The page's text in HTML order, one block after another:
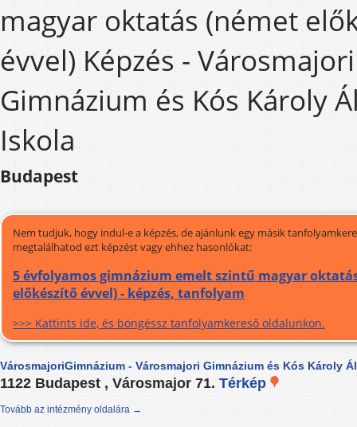
magyar oktatás (német
évvel) Képzés - Városmajori
Gimnázium és Kós Károly
Iskola
Budapest
Nem tudjuk, hogy indul-e a képzés, de ajánlunk egy másik
megtalálhatod ezt képzést vagy ehhez hasonlókat:
5 évfolyamos gimnázium emelt szintű magyar
előkészítő évvel) - képzés, tanfolyam
>>> Kattints ide, és böngéssz tanfolyamkereső oldalunkon.
VárosmajoriGimnázium - Városmajori Gimnázium és Kós Károly
1122 Budapest , Városmajor 71. Térkép
Tovább az intézmény oldalára →